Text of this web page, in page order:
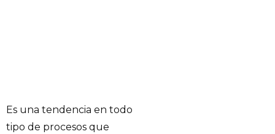
Es una tendencia en todo
tipo de procesos que